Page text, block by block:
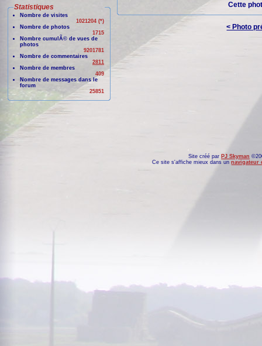
Statistiques
Nombre de visites
1021204 (*)
Nombre de photos
1715
Nombre cumulÃ© de vues de
photos
9201781
Nombre de commentaires
2811
Nombre de membres
409
Nombre de messages dans le
forum
25851
Cette
< Photo
Site créé par PJ Skyman
Ce site s'affiche mieux dans unnavigateur